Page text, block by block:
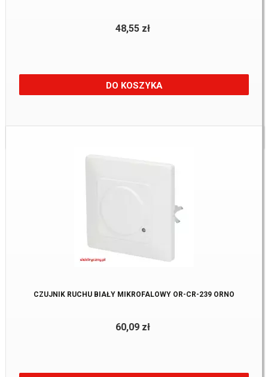
48,55 zł
DO KOSZYKA
Dostępne:3 Szt.
CZUJNIK RUCHU BIAŁY MIKROFALOWY OR-CR-239 ORNO
60,09 zł